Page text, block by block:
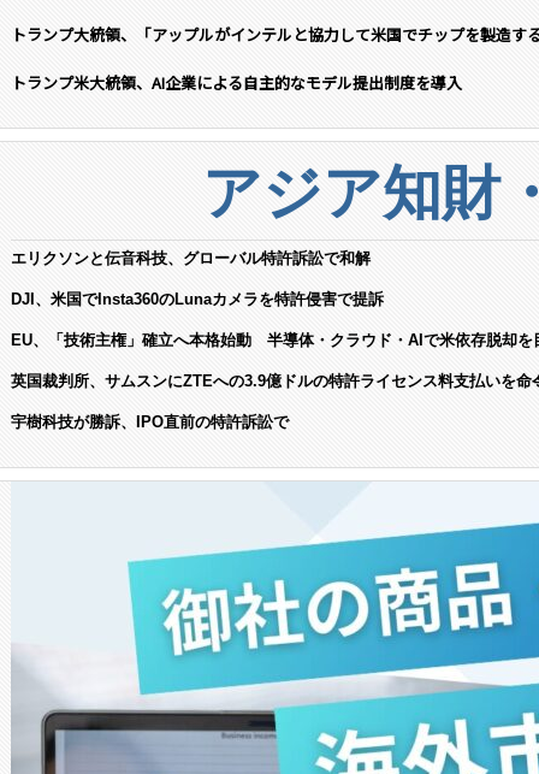
トランプ大統領、「アップルがインテルと協力して米国でチップを製造す
トランプ米大統領、AI企業による自主的なモデル提出制度を導入
アジア知財
エリクソンと伝音科技、グローバル特許訴訟で和解
DJI、米国でInsta360のLunaカメラを特許侵害で提訴
EU、「技術主権」確立へ本格始動 半導体・クラウド・AIで米依存脱却を
英国裁判所、サムスンにZTEへの3.9億ドルの特許ライセンス料支払いを命
宇樹科技が勝訴、IPO直前の特許訴訟で